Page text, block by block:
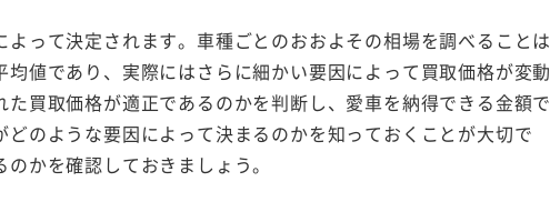
って決定されます。車種ごとのおおよその相場を調べることは
値であり、実際にはさらに細かい要因によって買取価格が変動
買取価格が適正であるのかを判断し、愛車を納得できる金額で
のような要因によって決まるのかを知っておくことが大切で
かを確認しておきましょう。